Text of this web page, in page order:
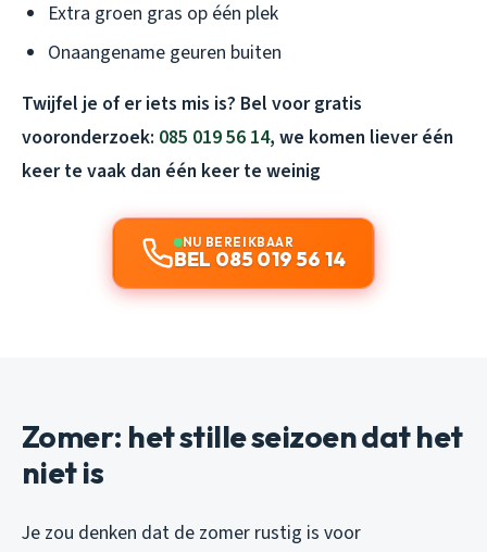
Extra groen gras op één plek
Onaangename geuren buiten
Twijfel je of er iets mis is? Bel voor gratis
vooronderzoek: 085 019 56 14, we komen liever één
keer te vaak dan één keer te weinig
NU BEREIKBAAR
BEL 085 019 56 14
Zomer: het stille seizoen dat het
niet is
Je zou denken dat de zomer rustig is voor